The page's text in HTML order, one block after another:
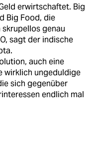
erwirtschaftet. Big
Big Food, die
genau
sagt der indische
auch eine
wirklich ungeduldige
sich gegenüber
endlich mal